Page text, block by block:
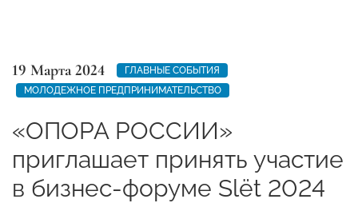
19 Марта 2024
ГЛАВНЫЕ СОБЫТИЯ
МОЛОДЕЖНОЕ ПРЕДПРИНИМАТЕЛЬСТВО
«ОПОРА РОССИИ»
приглашает принять участие
в бизнес-форуме Slёt 2024